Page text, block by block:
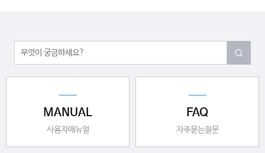
MANUAL
사용자매뉴얼
FAQ
자주묻는질문